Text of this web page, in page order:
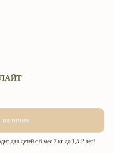
ЛАЙТ
наличии
для детей с 6 мес 7 кг до 1,5-2 лет!